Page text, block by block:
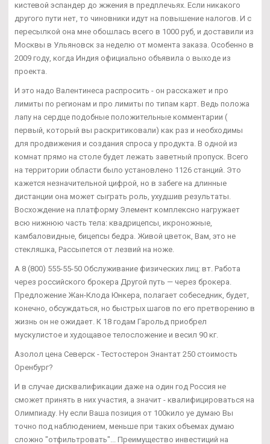
кистевой эспандер до жжения в предплечьях. Если никакого
другого пути нет, то чиновники идут на повышение налогов. И с
пересылкой она мне обошлась всего в 1000 руб, и доставили из
Москвы в Ульяновск за неделю от момента заказа. Особенно в
2009 году, когда Индия официально объявила о выходе из
проекта.
И это надо Валентинеса распросить - он расскажет и про
лимиты по регионам и про лимиты по типам карт. Ведь положа
лапу на сердце подобные положительные комментарии (
первый, который вы раскритиковали) как раз и необходимы
для продвижения и создания спроса у продукта. В одной из
комнат прямо на столе будет лежать заветный пропуск. Всего
на территории области было установлено 1126 станций. Это
кажется незначительной цифрой, но в забеге на длинные
дистанции она может сыграть роль, ухудшив результаты.
Восхождение на платформу Элемент комплексно нагружает
всю нижнюю часть тела: квадрицепсы, икроножные,
камбаловидные, бицепсы бедра. Живой цветок, Вам, это не
стекляшка, Рассыпется от лезвий на ноже.
А 8 (800) 555-55-50 Обслуживание физических лиц: вт. Работа
через российского брокера Другой путь — через брокера.
Предложение Жан-Клода Юнкера, полагает собеседник, будет,
конечно, обсуждаться, но быстрых шагов по его претворению в
жизнь он не ожидает. К 18 годам Гарольд приобрел
мускулистое и худощавое телосложение и весил 90 кг.
Азолол цена Северск - Тестостерон Энантат 250 стоимость
Оренбург?
И в случае дисквалификации даже на один год Россия не
сможет принять в них участия, а значит - квалифицироваться на
Олимпиаду. Ну если Ваша позиция от 100кило уе думаю Вы
точно под наблюдением, меньше при таких объемах думаю
сложно "отфильтровать"... Преимущество инвестиций на